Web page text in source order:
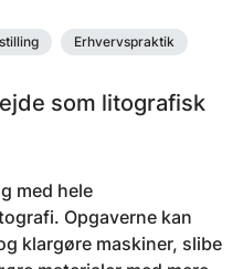
Erhvervspraktik
som litografisk
med hele
Opgaverne kan
klargøre maskiner, slibe